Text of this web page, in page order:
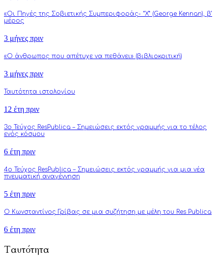
«Οι Πηγές της Σοβιετικής Συμπεριφοράς- “Χ” (George Kennan), β’
μέρος
3 μήνες πριν
«Ο άνθρωπος που απέτυχε να πεθάνει» (βιβλιοκριτική)
3 μήνες πριν
Ταυτότητα ιστολογίου
12 έτη πριν
3o Τεύχος ResPublica – Σημειώσεις εκτός γραμμής για το τέλος
ενός κόσμου
6 έτη πριν
4o Τεύχος ResPublica – Σημειώσεις εκτός γραμμής για μια νέα
πνευματική αναγέννηση
5 έτη πριν
Ο Κωνσταντίνος Γρίβας σε μια συζήτηση με μέλη του Res Publica
6 έτη πριν
Ταυτότητα